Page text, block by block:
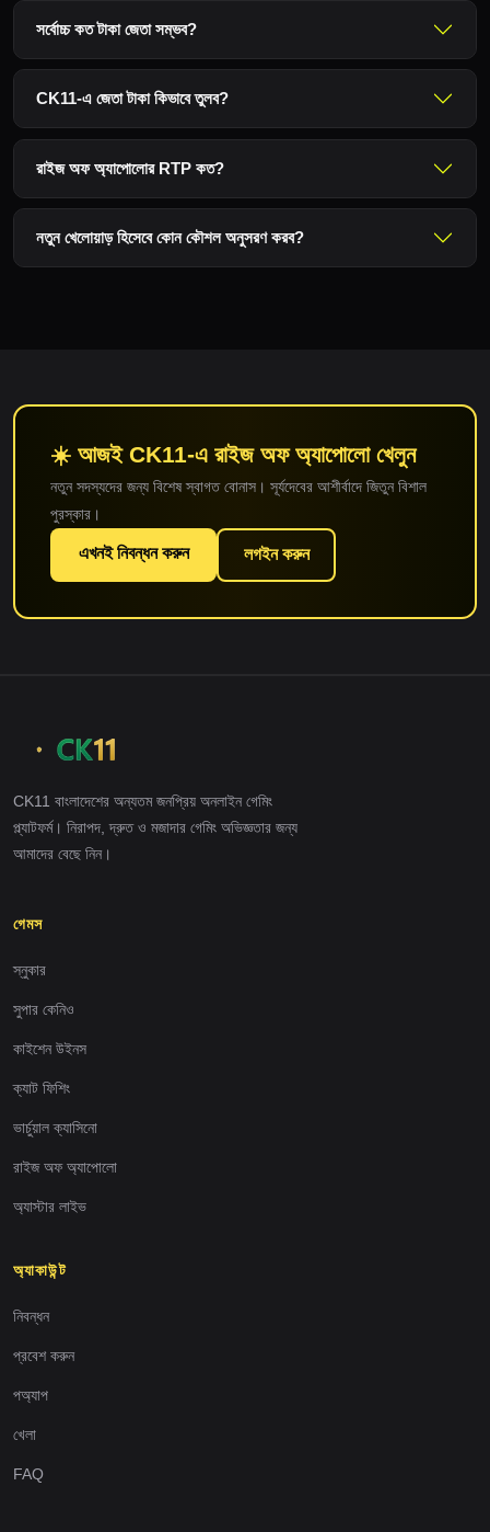
সর্বোচ্চ কত টাকা জেতা সম্ভব?
CK11-এ জেতা টাকা কিভাবে তুলব?
রাইজ অফ অ্যাপোলোর RTP কত?
নতুন খেলোয়াড় হিসেবে কোন কৌশল অনুসরণ করব?
☀️ আজই CK11-এ রাইজ অফ অ্যাপোলো খেলুন
নতুন সদস্যদের জন্য বিশেষ স্বাগত বোনাস। সূর্যদেবের আশীর্বাদে জিতুন বিশাল
পুরস্কার।
এখনই নিবন্ধন করুন লগইন করুন
CK11 বাংলাদেশের অন্যতম জনপ্রিয় অনলাইন গেমিং
প্ল্যাটফর্ম। নিরাপদ, দ্রুত ও মজাদার গেমিং অভিজ্ঞতার জন্য
আমাদের বেছে নিন।
গেমস
স্নুকার
সুপার কেনিও
কাইশেন উইনস
ক্যাট ফিশিং
ভার্চুয়াল ক্যাসিনো
রাইজ অফ অ্যাপোলো
অ্যাস্টার লাইভ
অ্যাকাউন্ট
নিবন্ধন
প্রবেশ করুন
পঅ্যাপ
খেলা
FAQ